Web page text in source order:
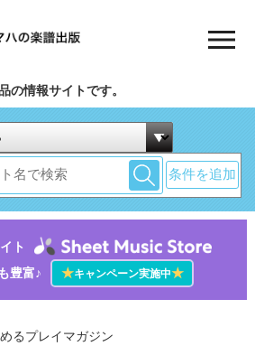
の情報サイトです。
条件を追加
ト
豊富♪
★キャンペーン実施中★
るプレイマガジン